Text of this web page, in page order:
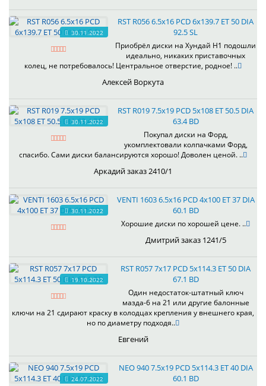
30.11.2022
RST R056 6.5x16 PCD 6x139.7 ET 50 DIA
92.5 SL
Приобрёл диски на Хундай H1 подошли
идеально, никаких приставочных
колец, не потребовалось! Центральное отверстие, родное! ..
Алексей Воркута
30.11.2022
RST R019 7.5x19 PCD 5x108 ET 50.5 DIA
63.4 BD
Покупал диски на Форд,
укомплектовали колпачками Форд,
спасибо. Сами диски балансируются хорошо! Доволен ценой. ..
Аркадий заказ 2410/1
30.11.2022
VENTI 1603 6.5x16 PCD 4x100 ET 37 DIA
60.1 BD
Хорошие диски по хорошей цене. ..
Дмитрий заказ 1241/5
19.10.2022
RST R057 7x17 PCD 5x114.3 ET 50 DIA
67.1 BD
Один недостаток-штатный ключ
мазда-6 на 21 или другие балонные
ключи на 21 сдирают краску в колодцах крепления у внешнего края,
но по диаметру подходя..
Евгений
24.07.2022
NEO 940 7.5x19 PCD 5x114.3 ET 40 DIA
60.1 BD